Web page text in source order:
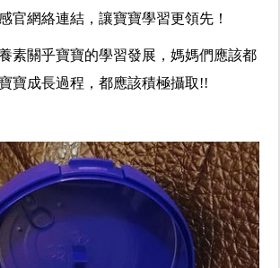
官網絡連結，讓寶寶學習更領先！
素關乎寶寶的學習發展，媽媽們應該都
寶成長過程，都應該積極攝取!!